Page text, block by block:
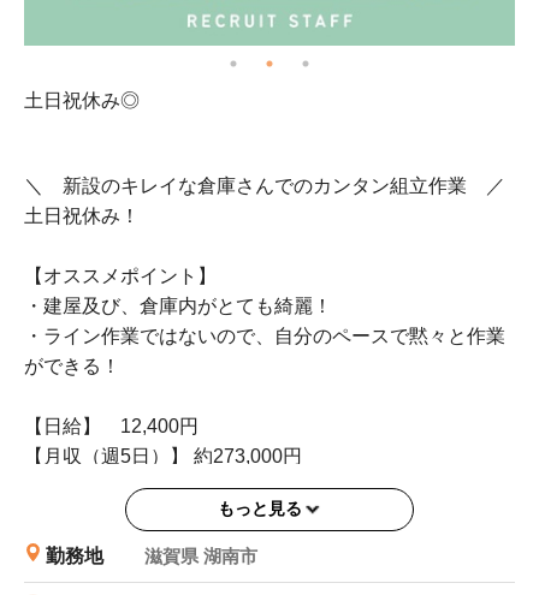
土日祝休み◎
＼ 新設のキレイな倉庫さんでのカンタン組立作業 ／
土日祝休み！
【オススメポイント】
・建屋及び、倉庫内がとても綺麗！
・ライン作業ではないので、自分のペースで黙々と作業
ができる！
【日給】 12,400円
【月収（週5日）】 約273,000円
【検索ワード】
即払 長期 派遣 時給1550円 1550円 稼げる 高収
もっと見る
勤務地 滋賀県 湖南市